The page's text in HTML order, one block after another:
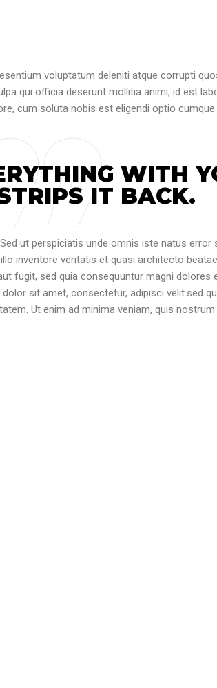
voluptatum deleniti atque corrupti
qui officia deserunt mollitia animi, id est
cum soluta nobis est eligendi optio cumque
WITH
IT BACK.
ut perspiciatis unde omnis iste natus error
inventore veritatis et quasi architecto
fugit, sed quia consequuntur magni dolores
sit amet, consectetur, adipisci velit.sed
Ut enim ad minima veniam, quis